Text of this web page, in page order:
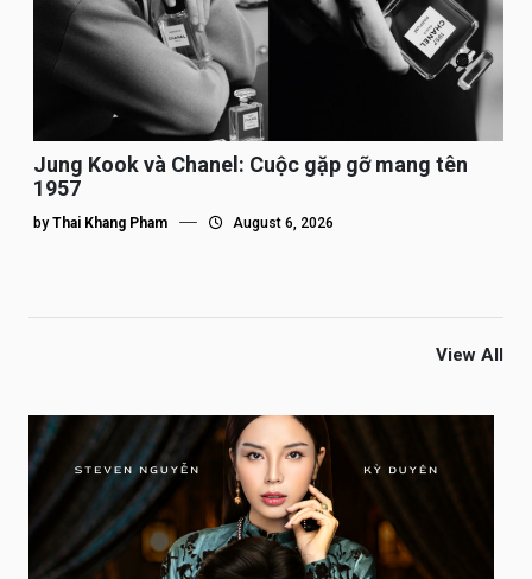
Jung Kook và Chanel: Cuộc gặp gỡ mang tên
1957
by Thai Khang Pham August 6, 2026
View All